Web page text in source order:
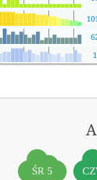
1
ŚR 5